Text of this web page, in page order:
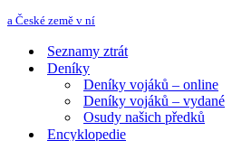
a České země v ní
Seznamy ztrát
Deníky
Deníky vojáků – online
Deníky vojáků – vydané
Osudy našich předků
Encyklopedie